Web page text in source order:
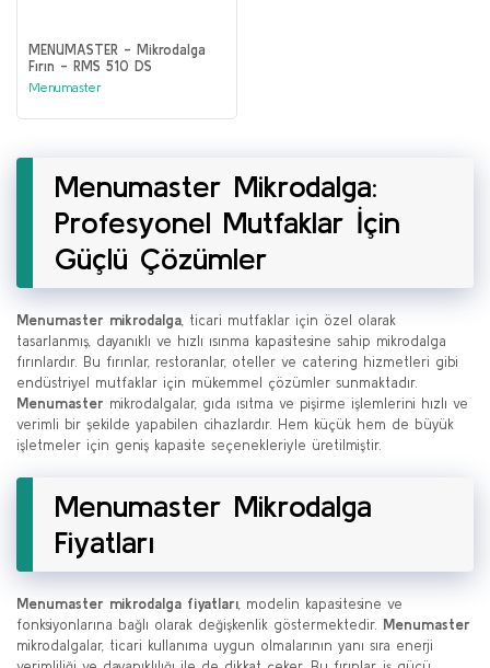
MENUMASTER - Mikrodalga
Fırın - RMS 510 DS
Menumaster
Menumaster Mikrodalga:
Profesyonel Mutfaklar İçin
Güçlü Çözümler
Menumaster mikrodalga, ticari mutfaklar için özel olarak
tasarlanmış, dayanıklı ve hızlı ısınma kapasitesine sahip mikrodalga
fırınlardır. Bu fırınlar, restoranlar, oteller ve catering hizmetleri gibi
endüstriyel mutfaklar için mükemmel çözümler sunmaktadır.
Menumaster mikrodalgalar, gıda ısıtma ve pişirme işlemlerini hızlı ve
verimli bir şekilde yapabilen cihazlardır. Hem küçük hem de büyük
işletmeler için geniş kapasite seçenekleriyle üretilmiştir.
Menumaster Mikrodalga
Fiyatları
Menumaster mikrodalga fiyatları, modelin kapasitesine ve
fonksiyonlarına bağlı olarak değişkenlik göstermektedir. Menumaster
mikrodalgalar, ticari kullanıma uygun olmalarının yanı sıra enerji